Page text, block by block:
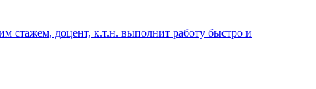
стажем, доцент, к.т.н. выполнит работу быстро и